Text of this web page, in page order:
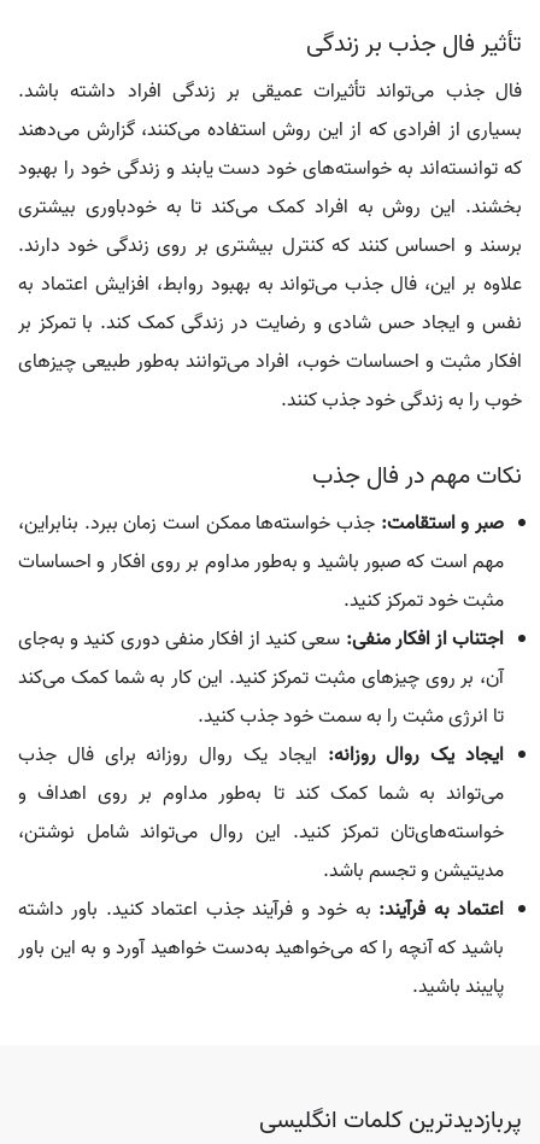
تأثیر فال جذب بر زندگی
فال جذب می‌تواند تأثیرات عمیقی بر زندگی افراد داشته باشد.
بسیاری از افرادی که از این روش استفاده می‌کنند، گزارش می‌دهند
که توانسته‌اند به خواسته‌های خود دست یابند و زندگی خود را بهبود
بخشند. این روش به افراد کمک می‌کند تا به خودباوری بیشتری
برسند و احساس کنند که کنترل بیشتری بر روی زندگی خود دارند.
علاوه بر این، فال جذب می‌تواند به بهبود روابط، افزایش اعتماد به
نفس و ایجاد حس شادی و رضایت در زندگی کمک کند. با تمرکز بر
افکار مثبت و احساسات خوب، افراد می‌توانند به‌طور طبیعی چیزهای
خوب را به زندگی خود جذب کنند.
نکات مهم در فال جذب
صبر و استقامت: جذب خواسته‌ها ممکن است زمان ببرد. بنابراین،
مهم است که صبور باشید و به‌طور مداوم بر روی افکار و احساسات
مثبت خود تمرکز کنید.
اجتناب از افکار منفی: سعی کنید از افکار منفی دوری کنید و به‌جای
آن، بر روی چیزهای مثبت تمرکز کنید. این کار به شما کمک می‌کند
تا انرژی مثبت را به سمت خود جذب کنید.
ایجاد یک روال روزانه: ایجاد یک روال روزانه برای فال جذب
می‌تواند به شما کمک کند تا به‌طور مداوم بر روی اهداف و
خواسته‌های‌تان تمرکز کنید. این روال می‌تواند شامل نوشتن،
مدیتیشن و تجسم باشد.
اعتماد به فرآیند: به خود و فرآیند جذب اعتماد کنید. باور داشته
باشید که آنچه را که می‌خواهید به‌دست خواهید آورد و به این باور
پایبند باشید.
پربازدیدترین کلمات انگلیسی